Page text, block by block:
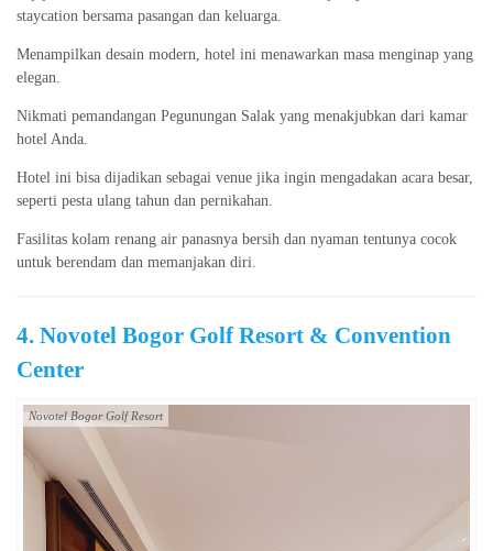
staycation bersama pasangan dan keluarga.
Menampilkan desain modern, hotel ini menawarkan masa menginap yang
elegan.
Nikmati pemandangan Pegunungan Salak yang menakjubkan dari kamar
hotel Anda.
Hotel ini bisa dijadikan sebagai venue jika ingin mengadakan acara besar,
seperti pesta ulang tahun dan pernikahan.
Fasilitas kolam renang air panasnya bersih dan nyaman tentunya cocok
untuk berendam dan memanjakan diri.
4. Novotel Bogor Golf Resort & Convention
Center
Novotel Bogor Golf Resort